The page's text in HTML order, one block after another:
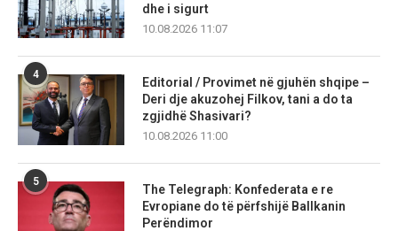
dhe i sigurt
10.08.2026 11:07
4
Editorial / Provimet në gjuhën shqipe –
Deri dje akuzohej Filkov, tani a do ta
zgjidhë Shasivari?
10.08.2026 11:00
5
The Telegraph: Konfederata e re
Evropiane do të përfshijë Ballkanin
Perëndimor